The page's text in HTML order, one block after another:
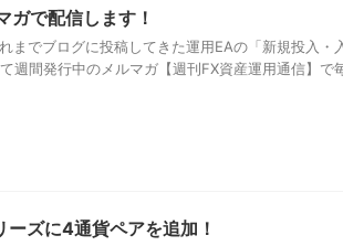
ガで配信します！
までブログに投稿してきた運用EAの「新規投入・
週間発行中のメルマガ【週刊FX資産運用通信】で
ズに4通貨ペアを追加！